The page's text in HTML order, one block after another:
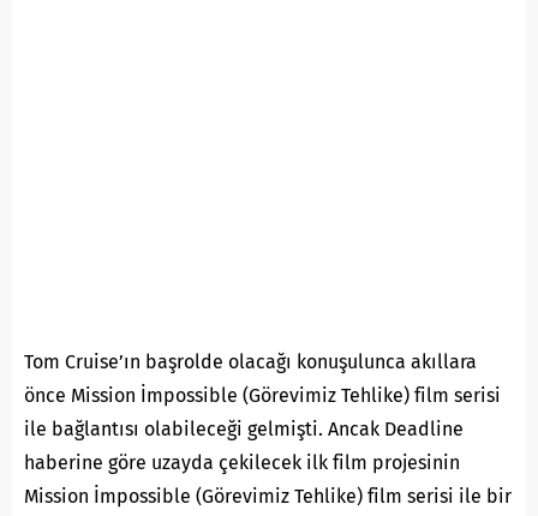
Tom Cruise’ın başrolde olacağı konuşulunca akıllara
önce Mission İmpossible (Görevimiz Tehlike) film serisi
ile bağlantısı olabileceği gelmişti. Ancak Deadline
haberine göre uzayda çekilecek ilk film projesinin
Mission İmpossible (Görevimiz Tehlike) film serisi ile bir